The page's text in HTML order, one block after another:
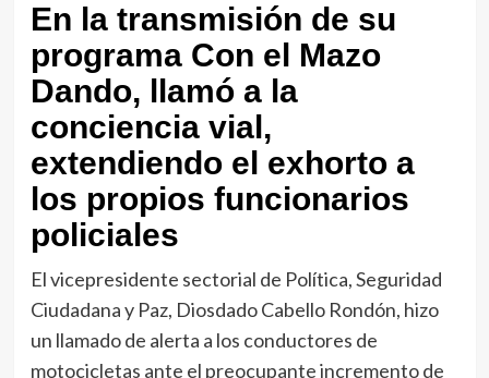
En la transmisión de su
programa Con el Mazo
Dando, llamó a la
conciencia vial,
extendiendo el exhorto a
los propios funcionarios
policiales
El vicepresidente sectorial de Política, Seguridad
Ciudadana y Paz, Diosdado Cabello Rondón, hizo
un llamado de alerta a los conductores de
motocicletas ante el preocupante incremento de